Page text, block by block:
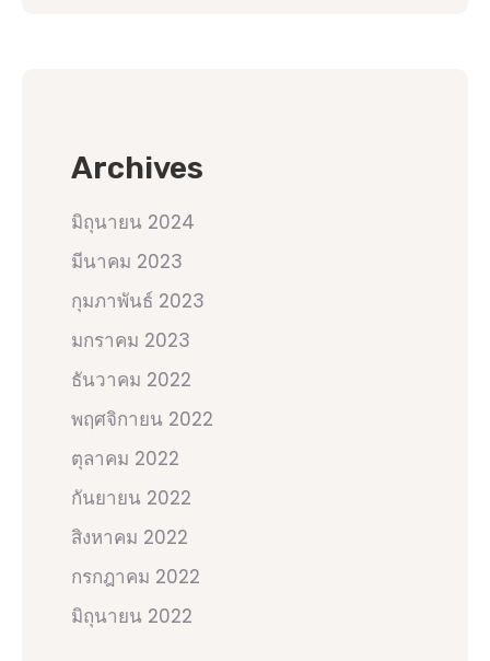
Archives
มิถุนายน 2024
มีนาคม 2023
กุมภาพันธ์ 2023
มกราคม 2023
ธันวาคม 2022
พฤศจิกายน 2022
ตุลาคม 2022
กันยายน 2022
สิงหาคม 2022
กรกฎาคม 2022
มิถุนายน 2022